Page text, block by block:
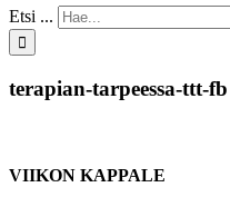
Etsi ...
terapian-tarpeessa-ttt-fb
VIIKON KAPPALE